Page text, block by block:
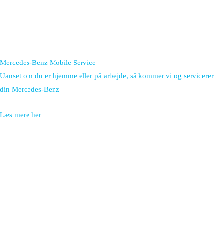
Mercedes-Benz Mobile Service
Uanset om du er hjemme eller på arbejde, så kommer vi og servicerer
din Mercedes-Benz
Læs mere her